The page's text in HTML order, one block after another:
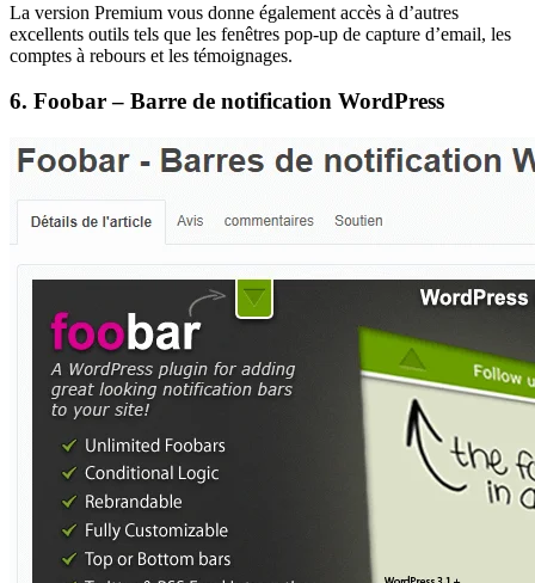
La version Premium vous donne également accès à d’autres
excellents outils tels que les fenêtres pop-up de capture d’email, les
comptes à rebours et les témoignages.
6. Foobar – Barre de notification WordPress